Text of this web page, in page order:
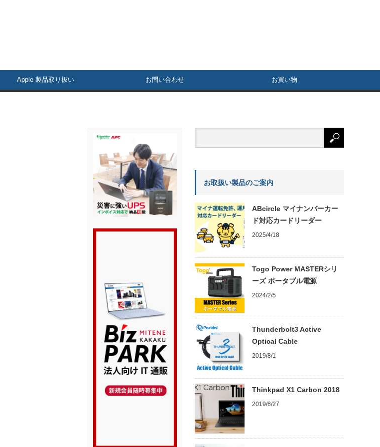
Apple 製品取り扱い お問い合わせ お買い物
お取扱い製品のご案内
ABcircle マイナンバーカー
ド対応カードリーダー
2025/4/18
Togo Power MASTERシリ
ーズ ポータブル電源
2024/2/5
Thunderbolt3 Active
Optical Cable
2019/8/1
Thinkpad X1 Carbon 2018
2019/6/27